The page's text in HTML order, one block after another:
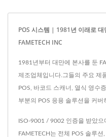
POS 시스템 | 1981년 이래로
FAMETECH INC
1981년부터 대만에 본사를 둔
제조업체입니다.그들의 주요 제
POS, 바코드 스캐너, 열식 영수
부분의 POS 응용 솔루션을 커
ISO-9001 / 9002 인증을 받았으
FAMETECH는 전체 POS 솔루